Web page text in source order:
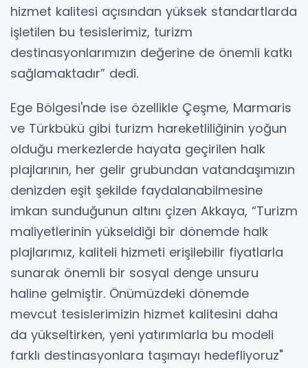
hizmet kalitesi açısından yüksek standartlarda
işletilen bu tesislerimiz, turizm
destinasyonlarımızın değerine de önemli katkı
sağlamaktadır” dedi.
Ege Bölgesi'nde ise özellikle Çeşme, Marmaris
ve Türkbükü gibi turizm hareketliliğinin yoğun
olduğu merkezlerde hayata geçirilen halk
plajlarının, her gelir grubundan vatandaşımızın
denizden eşit şekilde faydalanabilmesine
imkan sunduğunun altını çizen Akkaya, “Turizm
maliyetlerinin yükseldiği bir dönemde halk
plajlarımız, kaliteli hizmeti erişilebilir fiyatlarla
sunarak önemli bir sosyal denge unsuru
haline gelmiştir. Önümüzdeki dönemde
mevcut tesislerimizin hizmet kalitesini daha
da yükseltirken, yeni yatırımlarla bu modeli
farklı destinasyonlara taşımayı hedefliyoruz"